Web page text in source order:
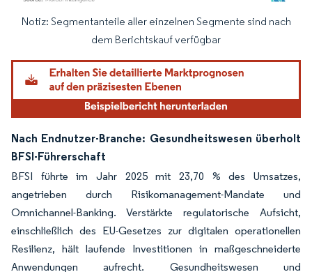
Bild © Mordor Intelligence. Wiederverwendung erfordert Namensnennung
Notiz: Segmentanteile aller einzelnen Segmente sind nach
dem Berichtskauf verfügbar
Nach Endnutzer-Branche: Gesundheitswesen überholt
BFSI-Führerschaft
BFSI führte im Jahr 2025 mit 23,70 % des Umsatzes,
angetrieben durch Risikomanagement-Mandate und
Omnichannel-Banking. Verstärkte regulatorische Aufsicht,
einschließlich des EU-Gesetzes zur digitalen operationellen
Resilienz, hält laufende Investitionen in maßgeschneiderte
Anwendungen aufrecht. Gesundheitswesen und